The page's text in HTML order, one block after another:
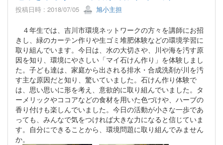
投稿日時 : 2018/07/05 旭小主担
４年生では、吉川市環境ネットワークの方々を講師にお招
きし、緑のカーテン作りや生ゴミ堆肥体験などの環境学習に
取り組んでいます。今日は、水の大切さや、川や海を汚す原
因を知り、環境にやさしい「マイ石けん作り」を体験しまし
た。子ども達は、家庭から出される排水・合成洗剤が川を汚
す主な原因だと知り、驚いていました。石けん作り体験で
は、思い思いに形を考え、意欲的に取り組んでいました。タ
ーメリックやココアなどの食材を用いた色づけや、ハーブの
香り付けも楽しんでいました。今日の活動が小さな一歩であ
っても、みんなで気をつければ大きな力になると信じていま
す。自分にできることから、環境問題に取り組んでみません
か。